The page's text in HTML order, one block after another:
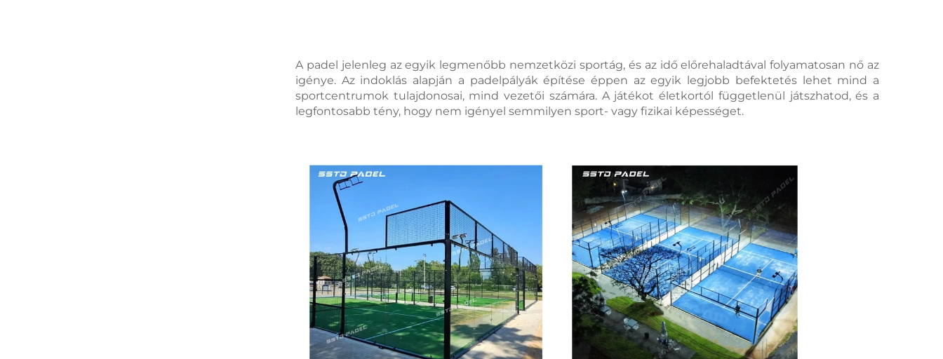
A padel jelenleg az egyik legmenőbb nemzetközi sportág, és az idő előrehaladtával folyamatosan nő az
igénye. Az indoklás alapján a padelpályák építése éppen az egyik legjobb befektetés lehet mind a
sportcentrumok tulajdonosai, mind vezetői számára. A játékot életkortól függetlenül játszhatod, és a
legfontosabb tény, hogy nem igényel semmilyen sport- vagy fizikai képességet.